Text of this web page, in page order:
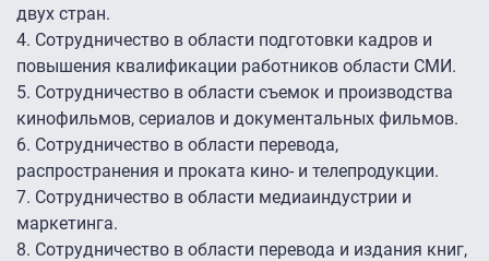
двух стран.
4. Сотрудничество в области подготовки кадров и
повышения квалификации работников области СМИ.
5. Сотрудничество в области съемок и производства
кинофильмов, сериалов и документальных фильмов.
6. Сотрудничество в области перевода,
распространения и проката кино- и телепродукции.
7. Сотрудничество в области медиаиндустрии и
маркетинга.
8. Сотрудничество в области перевода и издания книг,